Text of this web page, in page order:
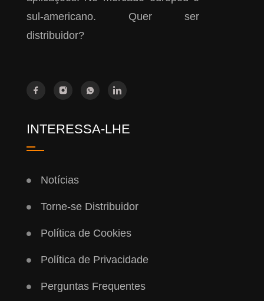
sul-americano. Quer ser
distribuidor?
INTERESSA-LHE
Notícias
Torne-se Distribuidor
Política de Cookies
Política de Privacidade
Perguntas Frequentes